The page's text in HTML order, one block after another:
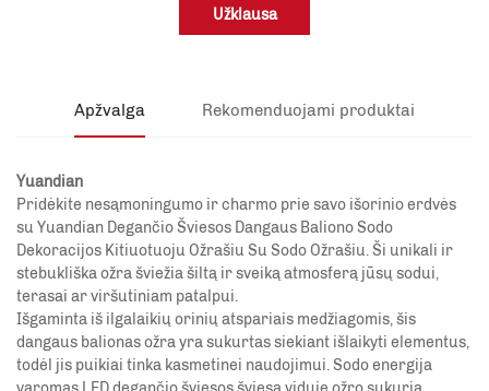
Užklausa
Apžvalga Rekomenduojami produktai
Yuandian
Pridėkite nesąmoningumo ir charmo prie savo išorinio erdvės
su Yuandian Degančio Šviesos Dangaus Baliono Sodo
Dekoracijos Kitiuotuoju Ožrašiu Su Sodo Ožrašiu. Ši unikali ir
stebukliška ožra šviežia šiltą ir sveiką atmosferą jūsų sodui,
terasai ar viršutiniam patalpui.
Išgaminta iš ilgalaikių orinių atspariais medžiagomis, šis
dangaus balionas ožra yra sukurtas siekiant išlaikyti elementus,
todėl jis puikiai tinka kasmetinei naudojimui. Sodo energija